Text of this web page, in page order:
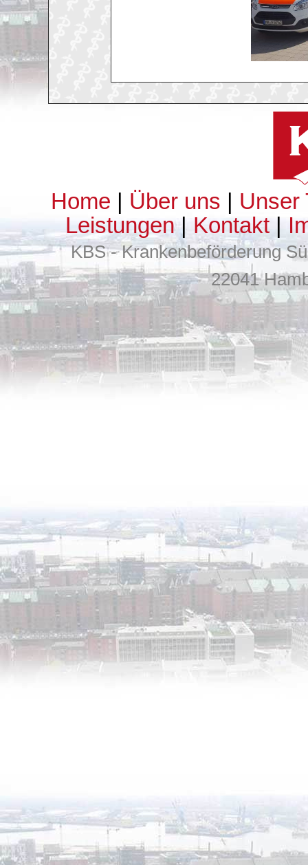
Home Über uns
Unser
Leistungen| Kontakt|
KBS - Krankenbeförderung
22041